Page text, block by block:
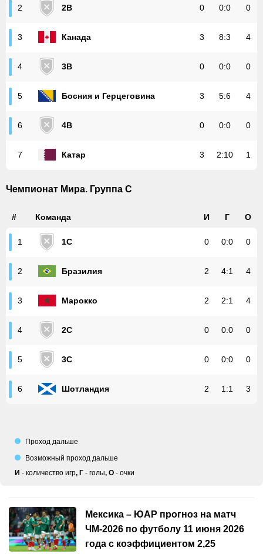
2 2B 0 0:0 0
3 Канада 3 8:3 4
4 3B 0 0:0 0
5 Босния и Герцеговина 3 5:6 4
6 4B 0 0:0 0
7 Катар 3 2:10 1
Чемпионат Мира. Группа С
# Команда И Г О
1 1C 0 0:0 0
2 Бразилия 2 4:1 4
3 Марокко 2 2:1 4
4 2C 0 0:0 0
5 3C 0 0:0 0
6 Шотландия 2 1 :1 3
Проход дальше
Возможный проход дальше
И - количество игр, Г - голы, О - очки
Мексика – ЮАР прогноз на матч
ЧМ-2026 по футболу 11 июня 2026
года с коэффициентом 2,25